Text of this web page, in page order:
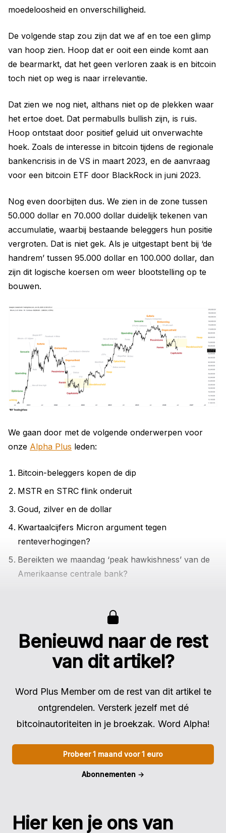
moedeloosheid en onverschilligheid.
De volgende stap zou zijn dat we af en toe een glimp
van hoop zien. Hoop dat er ooit een einde komt aan
de bearmarkt, dat het geen verloren zaak is en bitcoin
toch niet op weg is naar irrelevantie.
Dat zien we nog niet, althans niet op de plekken waar
het ertoe doet. Dat permabulls bullish zijn, is ruis.
Hoop ontstaat door positief geluid uit onverwachte
hoek. Zoals de interesse in bitcoin tijdens de regionale
bankencrisis in de VS in maart 2023, en de aanvraag
voor een bitcoin ETF door BlackRock in juni 2023.
Nog even doorbijten dus. We zien in de zone tussen
50.000 dollar en 70.000 dollar duidelijk tekenen van
accumulatie, waarbij bestaande beleggers hun positie
vergroten. Dat is niet gek. Als je uitgestapt bent bij ‘de
handrem’ tussen 95.000 dollar en 100.000 dollar, dan
zijn dit logische koersen om weer blootstelling op te
bouwen.
We gaan door met de volgende onderwerpen voor
onze Alpha Plus leden:
Bitcoin-beleggers kopen de dip
MSTR en STRC flink onderuit
Goud, zilver en de dollar
Kwartaalcijfers Micron argument tegen
renteverhogingen?
Bereikten we maandag ‘peak hawkishness’ van de
Amerikaanse centrale bank?
Benieuwd naar de rest
van dit artikel?
Word Plus Member om de rest van dit artikel te
ontgrendelen. Versterk jezelf met dé
bitcoinautoriteiten in je broekzak. Word Alpha!
Probeer 1 maand voor 1 euro
Abonnementen →
Hier ken je ons van